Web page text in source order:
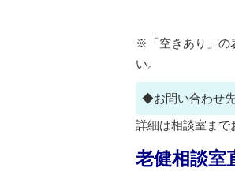
※「空きあり」の
い。
◆お問い合わせ
詳細は相談室まで
老健相談